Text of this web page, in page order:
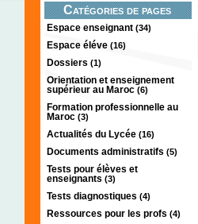
Catégories de pages
Espace enseignant (34)
Espace éléve (16)
Dossiers (1)
Orientation et enseignement
supérieur au Maroc (6)
Formation professionnelle au
Maroc (3)
Actualités du Lycée (16)
Documents administratifs (5)
Tests pour élèves et
enseignants (3)
Tests diagnostiques (4)
Ressources pour les profs (4)